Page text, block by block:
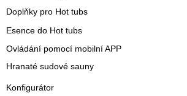
Doplňky pro Hot tubs
Esence do Hot tubs
Ovládání pomocí mobilní APP
Hranaté sudové sauny
Konfigurátor